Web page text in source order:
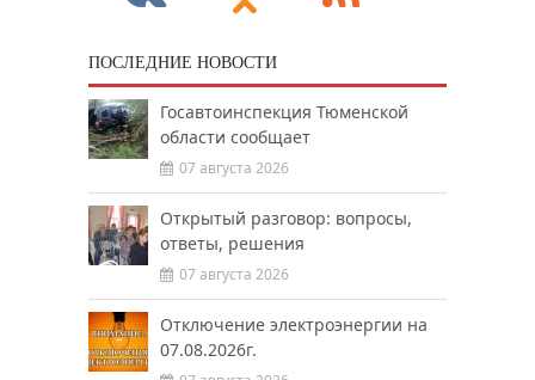
ПОСЛЕДНИЕ НОВОСТИ
Госавтоинспекция Тюменской
области сообщает
07 августа 2026
Открытый разговор: вопросы,
ответы, решения
07 августа 2026
Отключение электроэнергии на
07.08.2026г.